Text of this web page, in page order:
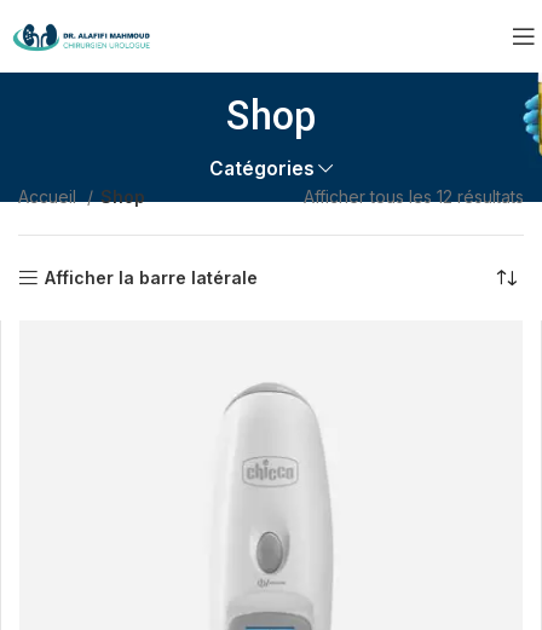
Shop
Catégories
Accueil Shop Afficher tous les 12 résultats
Afficher la barre latérale